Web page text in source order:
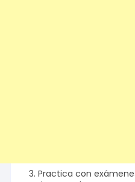
3. Practica con